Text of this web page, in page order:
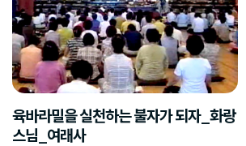
육바라밀을 실천하는 불자가 되자_화랑
스님_여래사